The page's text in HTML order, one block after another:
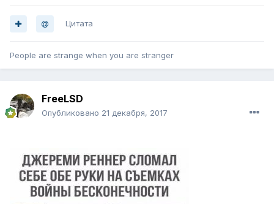
Цитата
People are strange when you are stranger
FreeLSD
Опубликовано 21 декабря, 2017